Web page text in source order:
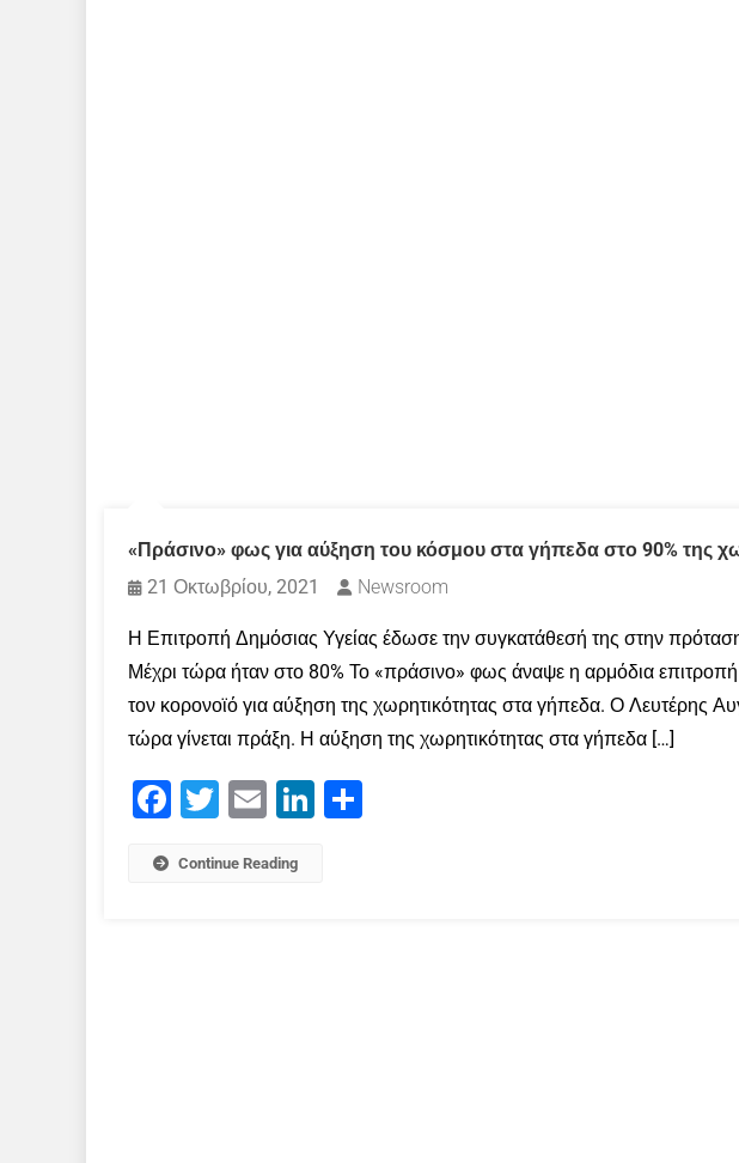
«Πράσινο» φως για αύξηση του κόσμου στα γήπεδα στο 90% της
21 Οκτωβρίου, 2021
Newsroom
Η Επιτροπή Δημόσιας Υγείας έδωσε την συγκατάθεσή της στην
Μέχρι τώρα ήταν στο 80% Το «πράσινο» φως άναψε η αρμόδια
τον κορονοϊό για αύξηση της χωρητικότητας στα γήπεδα. Ο Λευτέρης
τώρα γίνεται πράξη. Η αύξηση της χωρητικότητας στα γήπεδα […]
Facebook
Twitter Email LinkedIn
Continue Reading